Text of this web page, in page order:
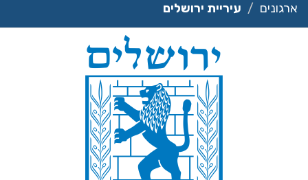
ארגונים עיריית ירושלים